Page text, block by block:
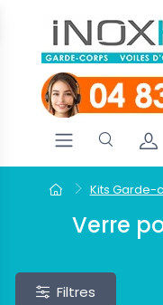
Kits Garde-
Verre
Filtres